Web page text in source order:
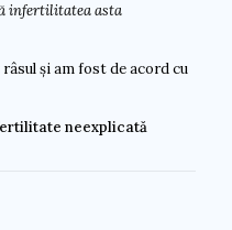
infertilitatea asta
și am fost de acord cu